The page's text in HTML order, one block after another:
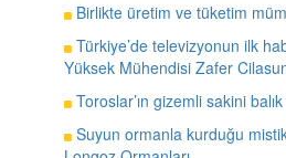
Birlikte üretim ve tüketim
Türkiye’de televizyonun ilk
Yüksek Mühendisi Zafer
Toroslar’ın gizemli sakini
Suyun ormanla kurduğu